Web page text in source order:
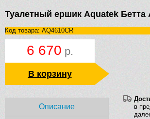
Туалетный ершик Aquatek Бетта
Код товара: AQ4610CR
6 670 р.
В корзину
в
Описание